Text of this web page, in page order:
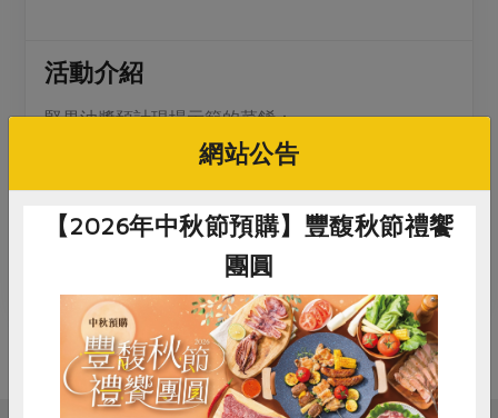
活動介紹
堅果油醬預計現場示範的菜餚：
1. 刺蔥暖沙拉 (全素或蛋奶素)
3. 香椿濃湯 (全素或蛋奶素）
*提醒帶上您的餐具一起來體驗堅果油醬料理。
惜食 RPET 食譜 減硝酸鹽
網站公告
【2026年中秋節預購】豐馥秋節禮饗
團圓